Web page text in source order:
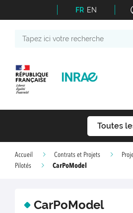
FR EN
Toutes
Accueil Contrats et Projets
Pilotés
CarPoModel
CarPoModel